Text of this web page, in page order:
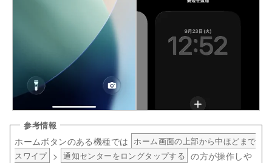
ホームボタンのある機種では ホーム画面の上部から中ほどまで
スワイプ > 通知センターをロングタップする の方が操作しや